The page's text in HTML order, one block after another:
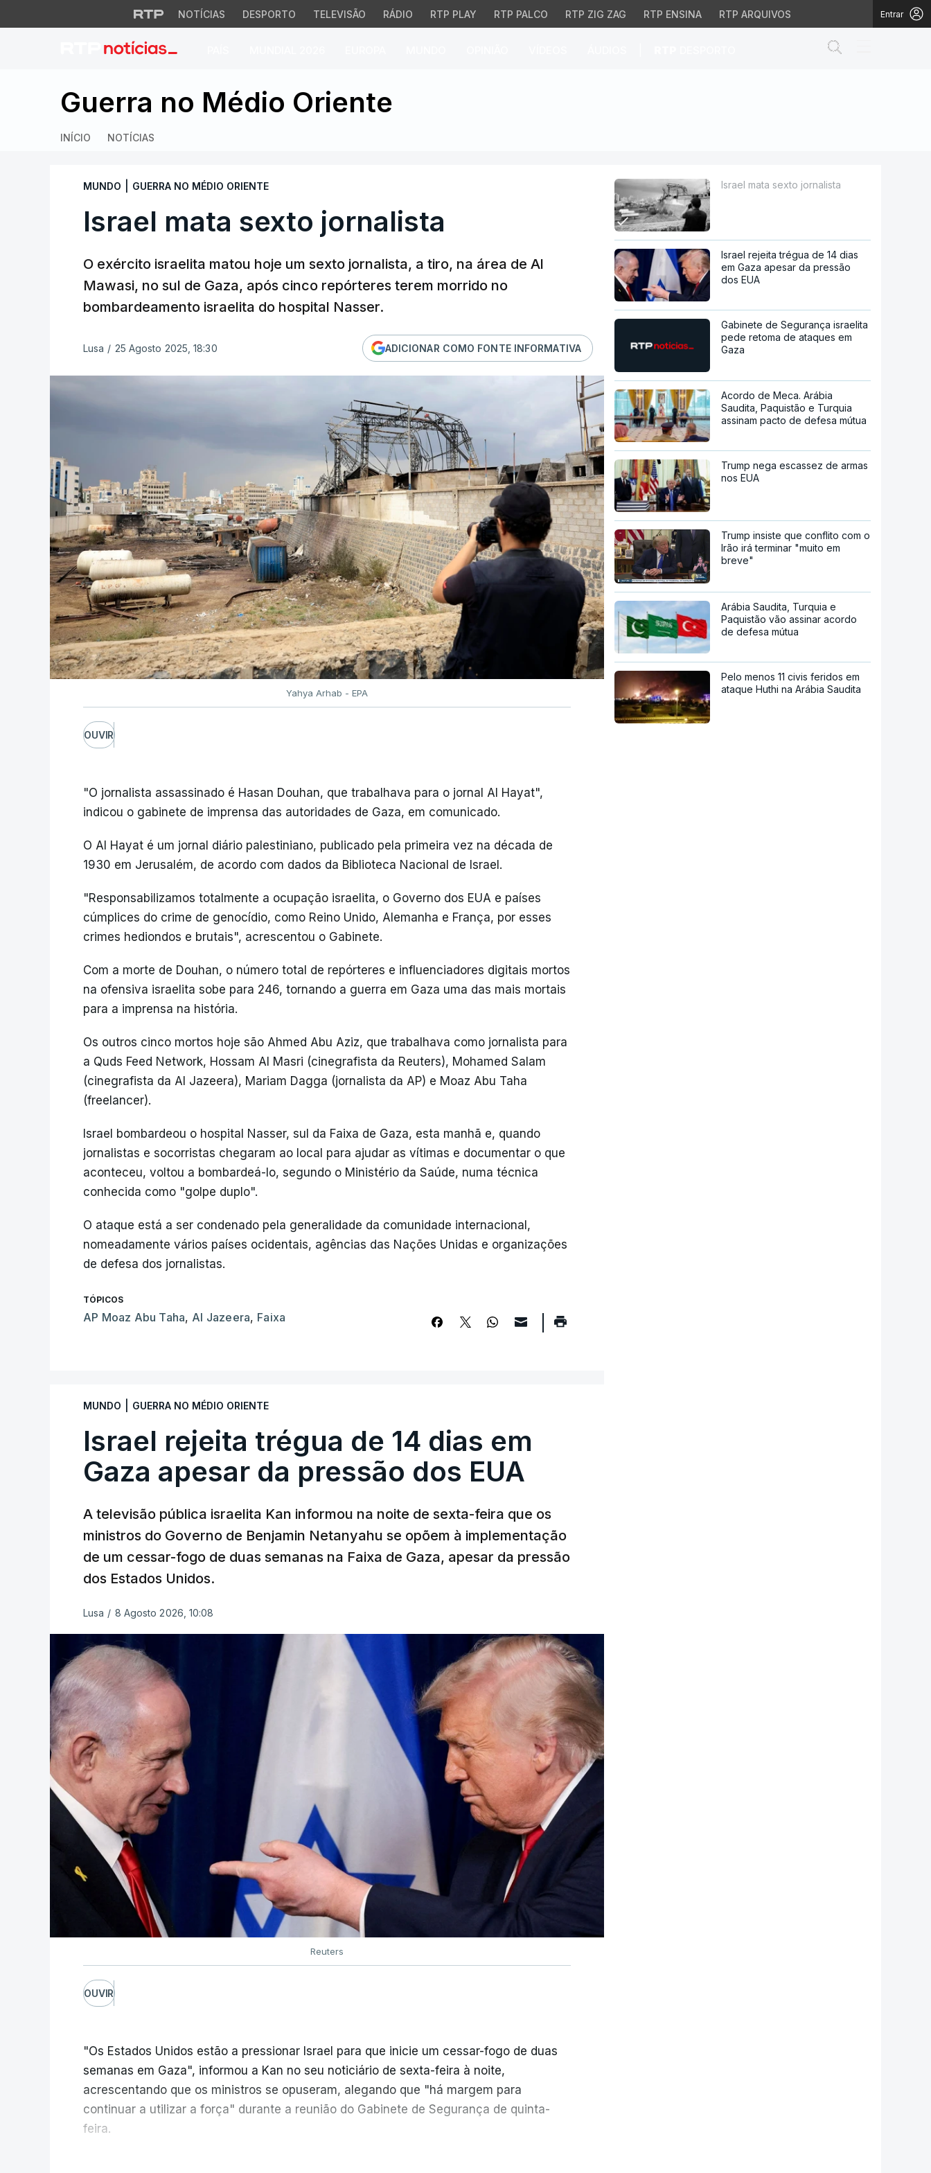
NOTÍCIAS DESPORTO TELEVISÃO RÁDIO RTP PLAY RTP PALCO RTP ZIG ZAG RTP ENSINA RTP ARQUIVOS Entrar
Israel mata sexto jornalista
Guerra no Médio Oriente
INÍCIO NOTÍCIAS
MUNDO GUERRA NO MÉDIO ORIENTE
Israel mata sexto jornalista
O exército israelita matou hoje um sexto jornalista, a tiro, na área de Al
Mawasi, no sul de Gaza, após cinco repórteres terem morrido no
bombardeamento israelita do hospital Nasser.
Lusa / 25 Agosto 2025, 18:30 ADICIONAR COMO FONTE INFORMATIVA
Yahya Arhab - EPA
OUVIR
"O jornalista assassinado é Hasan Douhan, que trabalhava para o jornal Al Hayat",
indicou o gabinete de imprensa das autoridades de Gaza, em comunicado.
O Al Hayat é um jornal diário palestiniano, publicado pela primeira vez na década de
1930 em Jerusalém, de acordo com dados da Biblioteca Nacional de Israel.
"Responsabilizamos totalmente a ocupação israelita, o Governo dos EUA e países
cúmplices do crime de genocídio, como Reino Unido, Alemanha e França, por esses
crimes hediondos e brutais", acrescentou o Gabinete.
Com a morte de Douhan, o número total de repórteres e influenciadores digitais mortos
na ofensiva israelita sobe para 246, tornando a guerra em Gaza uma das mais mortais
para a imprensa na história.
Os outros cinco mortos hoje são Ahmed Abu Aziz, que trabalhava como jornalista para
a Quds Feed Network, Hossam Al Masri (cinegrafista da Reuters), Mohamed Salam
(cinegrafista da Al Jazeera), Mariam Dagga (jornalista da AP) e Moaz Abu Taha
(freelancer).
Israel bombardeou o hospital Nasser, sul da Faixa de Gaza, esta manhã e, quando
jornalistas e socorristas chegaram ao local para ajudar as vítimas e documentar o que
aconteceu, voltou a bombardeá-lo, segundo o Ministério da Saúde, numa técnica
conhecida como "golpe duplo".
O ataque está a ser condenado pela generalidade da comunidade internacional,
nomeadamente vários países ocidentais, agências das Nações Unidas e organizações
de defesa dos jornalistas.
TÓPICOS
AP Moaz Abu Taha, Al Jazeera, Faixa
MUNDO GUERRA NO MÉDIO ORIENTE
Israel rejeita trégua de 14 dias em
Gaza apesar da pressão dos EUA
A televisão pública israelita Kan informou na noite de sexta-feira que os
ministros do Governo de Benjamin Netanyahu se opõem à implementação
de um cessar-fogo de duas semanas na Faixa de Gaza, apesar da pressão
dos Estados Unidos.
Lusa / 8 Agosto 2026, 10:08
Reuters
OUVIR
"Os Estados Unidos estão a pressionar Israel para que inicie um cessar-fogo de duas
semanas em Gaza", informou a Kan no seu noticiário de sexta-feira à noite,
acrescentando que os ministros se opuseram, alegando que "há margem para
continuar a utilizar a força" durante a reunião do Gabinete de Segurança de quinta-
feira.
Israel mata sexto jornalista
Israel rejeita trégua de 14 dias
em Gaza apesar da pressão
dos EUA
Gabinete de Segurança israelita
pede retoma de ataques em
Gaza
Acordo de Meca. Arábia
Saudita, Paquistão e Turquia
assinam pacto de defesa mútua
Trump nega escassez de armas
nos EUA
Trump insiste que conflito com o
Irão irá terminar "muito em
breve"
Arábia Saudita, Turquia e
Paquistão vão assinar acordo
de defesa mútua
Pelo menos 11 civis feridos em
ataque Huthi na Arábia Saudita